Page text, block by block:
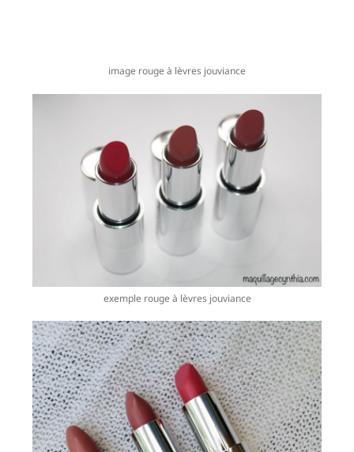
image rouge à lèvres jouviance
exemple rouge à lèvres jouviance